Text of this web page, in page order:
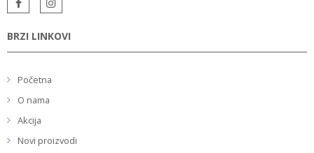
BRZI LINKOVI
Početna
O nama
Akcija
Novi proizvodi